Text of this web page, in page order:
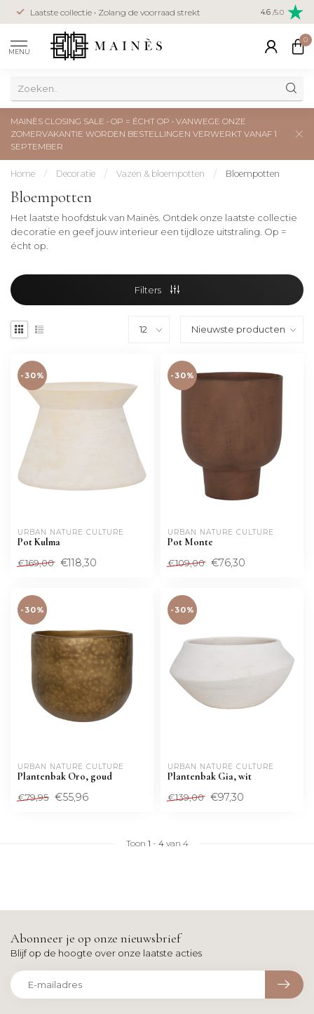
Laatste collectie • Zolang de voorraad strekt Veilig
creditcard
4.6 /5.0
MENU
0
MAINÈS CLOSING SALE • OP = ÉCHT OP • VANWEGE ONZE
ZOMERVAKANTIE WORDEN BESTELLINGEN VERWERKT VANAF 1
SEPTEMBER
Home / Decoratie / Vazen & bloempotten / Bloempotten
Bloempotten
Het laatste hoofdstuk van Mainès. Ontdek onze laatste collectie
decoratie en geef jouw interieur een tijdloze uitstraling. Op =
écht op.
Filters
-30%
URBAN NATURE CULTURE
Pot Kulma
€169,00 €118,30
-30%
URBAN NATURE CULTURE
Pot Monte
€109,00 €76,30
-30%
URBAN NATURE CULTURE
Plantenbak Oro, goud
€79,95 €55,96
-30%
URBAN NATURE CULTURE
Plantenbak Gia, wit
€139,00 €97,30
Toon 1 - 4van 4
Abonneer je op onze nieuwsbrief
Blijf op de hoogte over onze laatste acties